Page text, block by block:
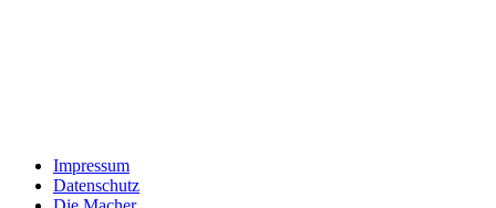
Impressum
Datenschutz